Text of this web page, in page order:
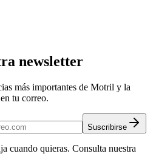
newsletter
más importantes de Motril y la
tu correo.
Suscribirse
cuando quieras. Consulta nuestra